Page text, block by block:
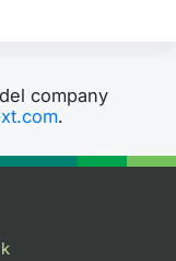
company
.